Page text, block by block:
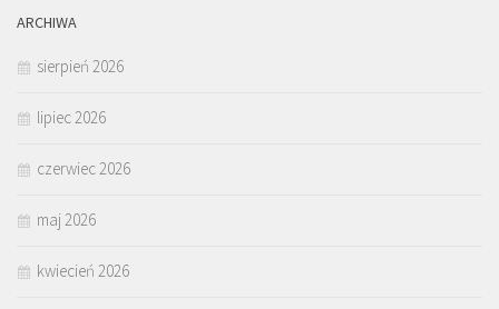
ARCHIWA
sierpień 2026
lipiec 2026
czerwiec 2026
maj 2026
kwiecień 2026